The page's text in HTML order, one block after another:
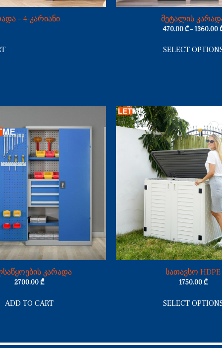
– 4-კარიანი მეტალის
470.00₾–1360.00
SELECT
კარადა
2700.00₾
ADD TO CART
სათავსო HDPE
1750.00₾
SELECT